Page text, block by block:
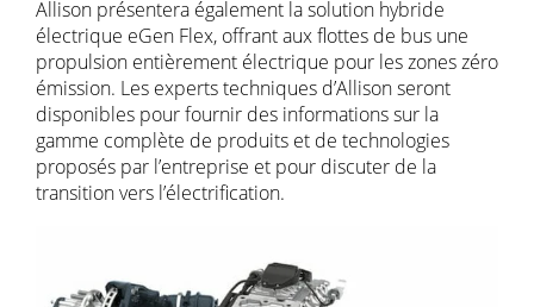
Allison présentera également la solution hybride
électrique eGen Flex, offrant aux flottes de bus une
propulsion entièrement électrique pour les zones zéro
émission. Les experts techniques d’Allison seront
disponibles pour fournir des informations sur la
gamme complète de produits et de technologies
proposés par l’entreprise et pour discuter de la
transition vers l’électrification.